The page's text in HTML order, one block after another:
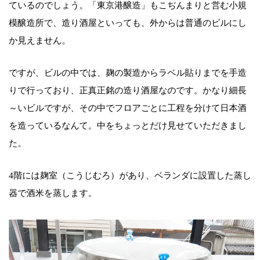
ているのでしょう。「東京港醸造」もこぢんまりと営む小規
模醸造所で、造り酒屋といっても、外からは普通のビルにし
か見えません。
ですが、ビルの中では、麹の製造からラベル貼りまでを手造
りで行っており、正真正銘の造り酒屋なのです。かなり細長
～いビルですが、その中でフロアごとに工程を分けて日本酒
を造っているなんて。中をちょっとだけ見せていただきまし
た。
4階には麹室（こうじむろ）があり、ベランダに設置した蒸し
器で酒米を蒸します。